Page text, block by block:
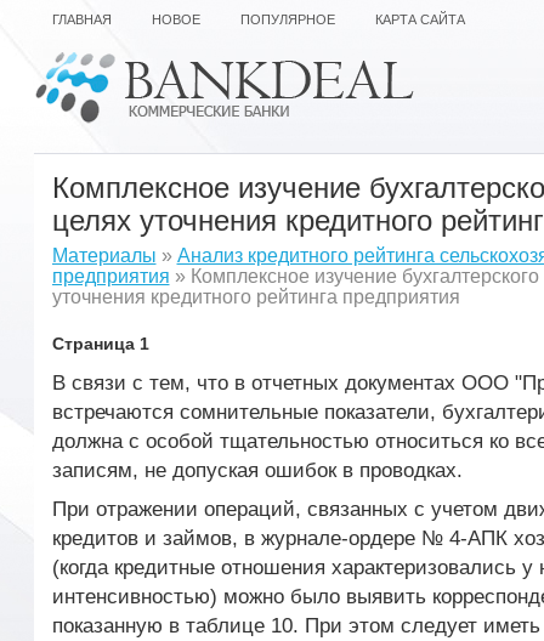
ГЛАВНАЯ НОВОЕ ПОПУЛЯРНОЕ КАРТА САЙТА
Комплексное изучение
целях уточнения кредитного
Материалы » Анализ кредитного рейтинга
предприятия » Комплексное изучение
уточнения кредитного рейтинга предприятия
Страница 1
В связи с тем, что в отчетных документах ООО
встречаются сомнительные показатели,
должна с особой тщательностью относиться ко
записям, не допуская ошибок в проводках.
При отражении операций, связанных с учетом
кредитов и займов, в журнале-ордере № 4-АПК
(когда кредитные отношения характеризовались
интенсивностью) можно было выявить
показанную в таблице 10. При этом следует